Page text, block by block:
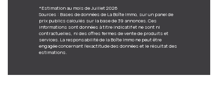
*Estimation au mois de Juillet 2026
Sources : Bases de données de La Boîte Immo, sur un panel de
prix publics calculés sur la base de 39 annonces. Ces
informations sont données à titre indicatif et ne sont ni
contractuelles, ni des offres fermes de vente de produits et
services. La responsabilité de la Boîte Immo ne peut être
engagée concernant l'exactitude des données et le résultat des
estimations.